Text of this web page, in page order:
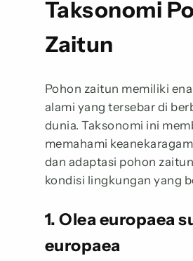
Taksonomi
Zaitun
Pohon zaitun memiliki
alami yang tersebar di
dunia. Taksonomi ini
memahami
dan adaptasi pohon
kondisi lingkungan yang
1. Olea europaea
europaea